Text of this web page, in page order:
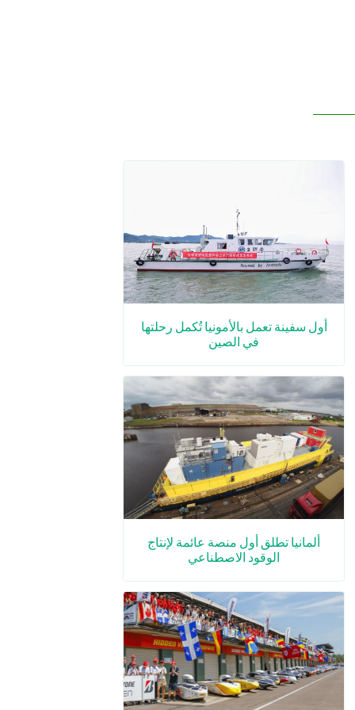
أول سفينة تعمل بالأمونيا تُكمل رحلتها
في الصين
ألمانيا تطلق أول منصة عائمة لإنتاج
الوقود الاصطناعي